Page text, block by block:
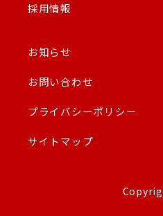
採用情報
お知らせ
お問い合わせ
プライバシーポリシー
サイトマップ